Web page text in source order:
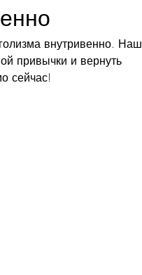
внутривенно. Наш
привычки и вернуть
сейчас!